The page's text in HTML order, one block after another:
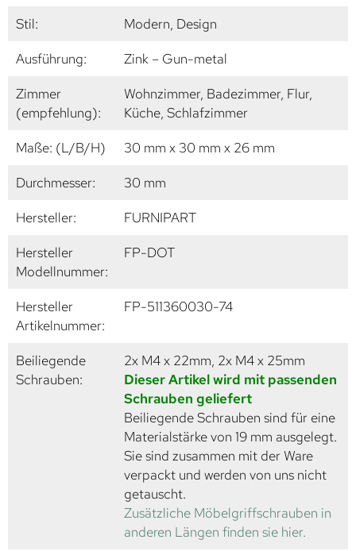
Stil:
Modern, Design
Ausführung:
Zink – Gun-metal
Zimmer
(empfehlung):
Wohnzimmer, Badezimmer, Flur,
Küche, Schlafzimmer
Maße: (L/B/H)
30 mm x 30 mm x 26 mm
Durchmesser:
30 mm
Hersteller:
FURNIPART
Hersteller
Modellnummer:
FP-DOT
Hersteller
Artikelnummer:
FP-511360030-74
Beiliegende
Schrauben:
2x M4 x 22mm, 2x M4 x 25mm
Dieser Artikel wird mit passenden
Schrauben geliefert
Beiliegende Schrauben sind für eine
Materialstärke von 19 mm ausgelegt.
Sie sind zusammen mit der Ware
verpackt und werden von uns nicht
getauscht.
Zusätzliche Möbelgriffschrauben in
anderen Längen finden sie hier.